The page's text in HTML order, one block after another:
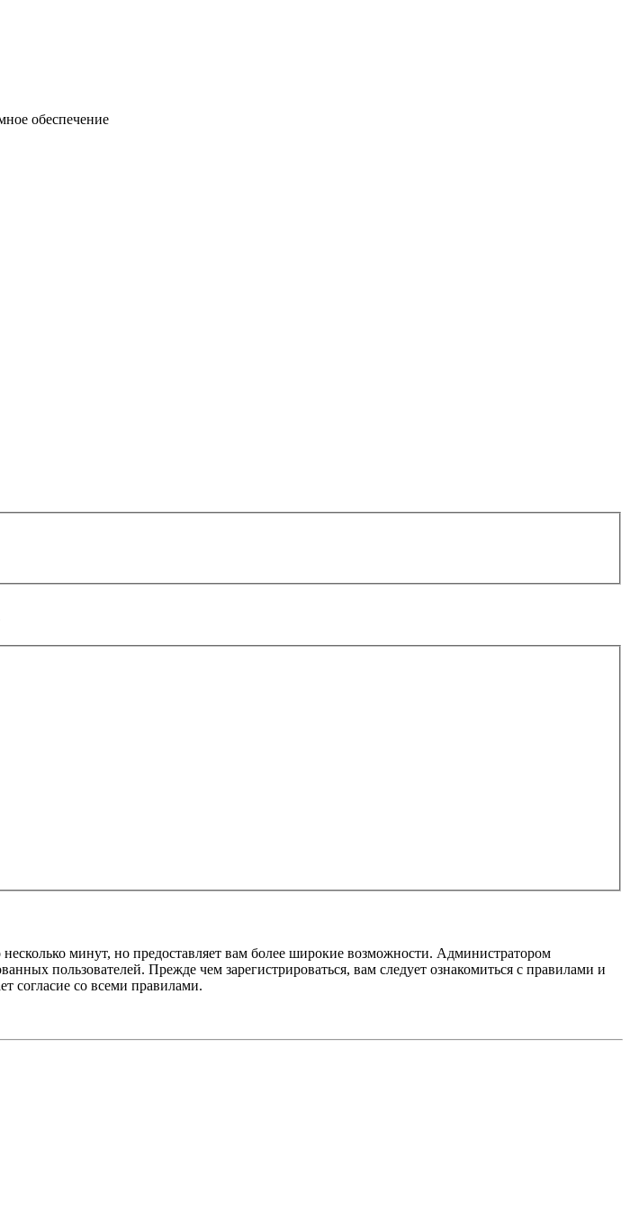
обеспечение
минут, но предоставляет вам более широкие возможности. Администратором
пользователей. Прежде чем зарегистрироваться, вам следует ознакомиться с правилами и
согласие со всеми правилами.